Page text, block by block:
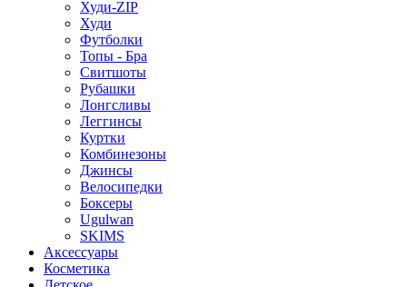
Худи-ZIP
Худи
Футболки
Топы - Бра
Свитшоты
Рубашки
Лонгсливы
Леггинсы
Куртки
Комбинезоны
Джинсы
Велосипедки
Боксеры
Ugulwan
SKIMS
Аксессуары
Косметика